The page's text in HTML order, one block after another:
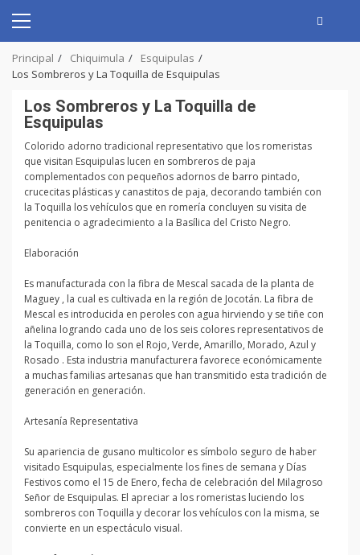
content
Primary
Principal Chiquimula
Esquipulas
Los Sombreros y La Toquilla de Esquipulas
Los Sombreros y La Toquilla de
Esquipulas
Colorido adorno tradicional representativo que los romeristas
que visitan Esquipulas lucen en sombreros de paja
complementados con pequeños adornos de barro pintado,
crucecitas plásticas y canastitos de paja, decorando también con
la Toquilla los vehículos que en romería concluyen su visita de
penitencia o agradecimiento a la Basílica del Cristo Negro.
Elaboración
Es manufacturada con la fibra de Mescal sacada de la planta de
Maguey , la cual es cultivada en la región de Jocotán. La fibra de
Mescal es introducida en peroles con agua hirviendo y se tiñe con
añelina logrando cada uno de los seis colores representativos de
la Toquilla, como lo son el Rojo, Verde, Amarillo, Morado, Azul y
Rosado . Esta industria manufacturera favorece económicamente
a muchas familias artesanas que han transmitido esta tradición de
generación en generación.
Artesanía Representativa
Su apariencia de gusano multicolor es símbolo seguro de haber
visitado Esquipulas, especialmente los fines de semana y Días
Festivos como el 15 de Enero, fecha de celebración del Milagroso
Señor de Esquipulas. El apreciar a los romeristas luciendo los
sombreros con Toquilla y decorar los vehículos con la misma, se
convierte en un espectáculo visual.